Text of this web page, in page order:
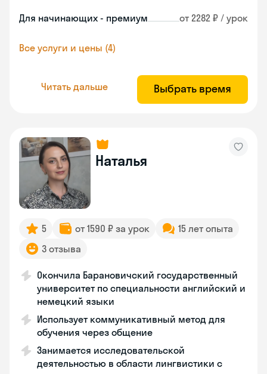
Для начинающих - премиум от 2282 ₽ / урок
Все услуги и цены (4)
Читать дальше Выбрать время
Наталья
5 от 1590 ₽ за урок
15 лет опыта
3 отзыва
Окончила Барановичский государственный
университет по специальности английский и
немецкий языки
Использует коммуникативный метод для
обучения через общение
Занимается исследовательской
деятельностью в области лингвистики с